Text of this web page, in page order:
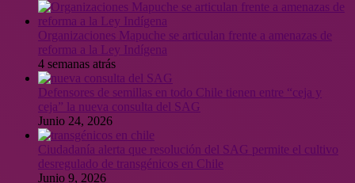
Organizaciones Mapuche se articulan frente a amenazas de
reforma a la Ley Indígena
4 semanas atrás
Defensores de semillas en todo Chile tienen entre “ceja y
ceja” la nueva consulta del SAG
Junio 24, 2026
Ciudadanía alerta que resolución del SAG permite el cultivo
desregulado de transgénicos en Chile
Junio 9, 2026